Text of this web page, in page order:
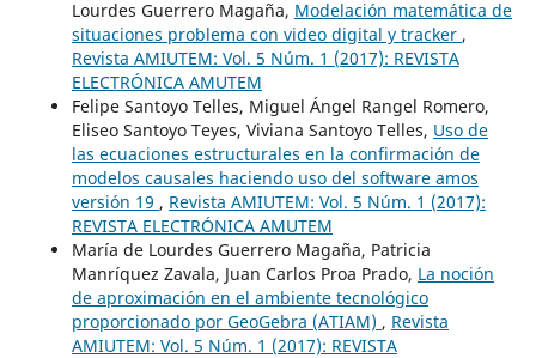
Lourdes Guerrero Magaña, Modelación matemática de
situaciones problema con video digital y tracker ,
Revista AMIUTEM: Vol. 5 Núm. 1 (2017): REVISTA
ELECTRÓNICA AMUTEM
Felipe Santoyo Telles, Miguel Ángel Rangel Romero,
Eliseo Santoyo Teyes, Viviana Santoyo Telles, Uso de
las ecuaciones estructurales en la confirmación de
modelos causales haciendo uso del software amos
versión 19 , Revista AMIUTEM: Vol. 5 Núm. 1 (2017):
REVISTA ELECTRÓNICA AMUTEM
María de Lourdes Guerrero Magaña, Patricia
Manríquez Zavala, Juan Carlos Proa Prado, La noción
de aproximación en el ambiente tecnológico
proporcionado por GeoGebra (ATIAM) , Revista
AMIUTEM: Vol. 5 Núm. 1 (2017): REVISTA